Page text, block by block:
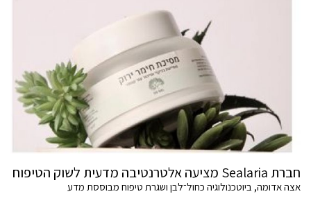
חברת Sealaria מציעה אלטרנטיבה מדעית לשוק הטיפוח
אצה אדומה, ביוטכנולוגיה כחול־לבן ושגרת טיפוח מבוססת מדע